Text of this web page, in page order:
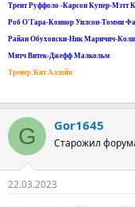
Трент Руффоло -Карсон Купер-Мэтт
Роб О'Гара-Коннор Уилсон-Томми
Райан Обуховски-Ник Маричич-
Митч Витек-Джефф Малкольм
Тренер:Кит Аллейн
G Gor1645
Старожил
22.03.2023